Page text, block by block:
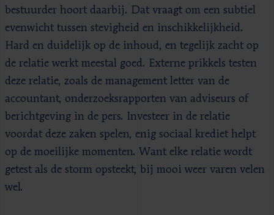
bestuurder hoort daarbij. Dat vraagt om een subtiel
evenwicht tussen stevigheid en inschikkelijkheid.
Hard en duidelijk op de inhoud, en tegelijk zacht op
de relatie werkt meestal goed. Externe prikkels testen
deze relatie, zoals de management letter van de
accountant, onderzoeksrapporten van adviseurs of
berichtgeving in de pers. Investeer in de relatie
voordat deze zaken spelen, enig sociaal krediet helpt
op de moeilijke momenten. Want elke relatie wordt
getest als de storm opsteekt, bij mooi weer varen velen
wel.